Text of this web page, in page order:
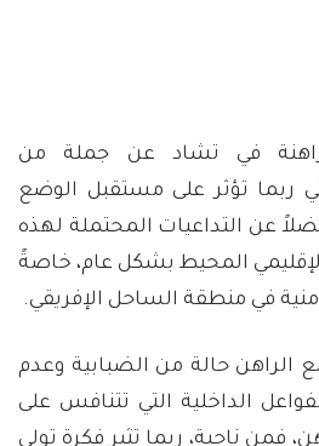
في تشاد عن جملة من
ربما تؤثر على مستقبل الوضع
عن التداعيات المحتملة لهذه
المحيط بشكل عام، خاصةً
في منطقة الساحل الإفريقي.
الراهن حالة من الضبابية وعدم
الداخلية التي تتنافس على
فمن ناحية، ربما تثير فكرة تولي